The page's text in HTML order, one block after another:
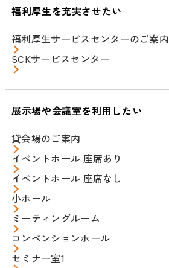
福利厚生を充実させたい
福利厚生サービスセンターのご案内
SCKサービスセンター
展示場や会議室を利用したい
貸会場のご案内
イベントホール 座席あり
イベントホール 座席なし
小ホール
ミーティングルーム
コンベンションホール
セミナー室1